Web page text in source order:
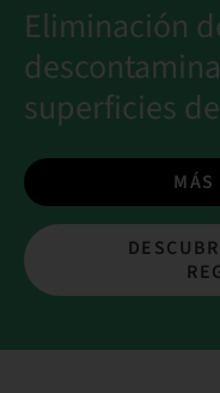
Eliminación
superficies